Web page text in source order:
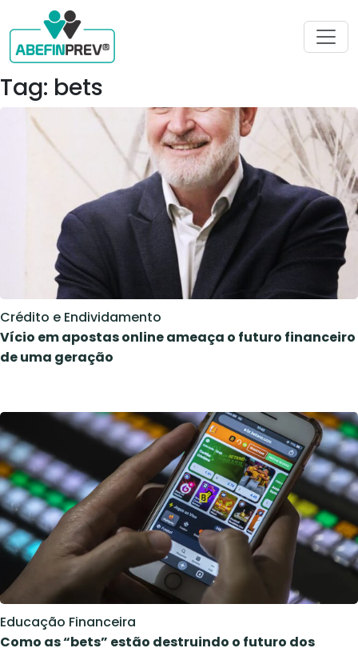
Tag: bets
Crédito e Endividamento
Vício em apostas online ameaça o futuro financeiro
de uma geração
Educação Financeira
Como as “bets” estão destruindo o futuro dos